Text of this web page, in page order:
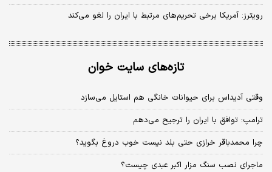
رویترز: آمریکا برخی تحریم‌های مرتبط با ایران را لغو می‌کند
تازه‌های سایت خوان
وقتی آدیداس برای حیوانات خانگی هم استایل می‌سازد
ترامپ: توافق با ایران را ترجیح می‌دهم
چرا محمدباقر خرازی حتی بلد نیست خوب دروغ بگوید؟
ماجرای نصب سنگ مزار اکبر عبدی چیست؟